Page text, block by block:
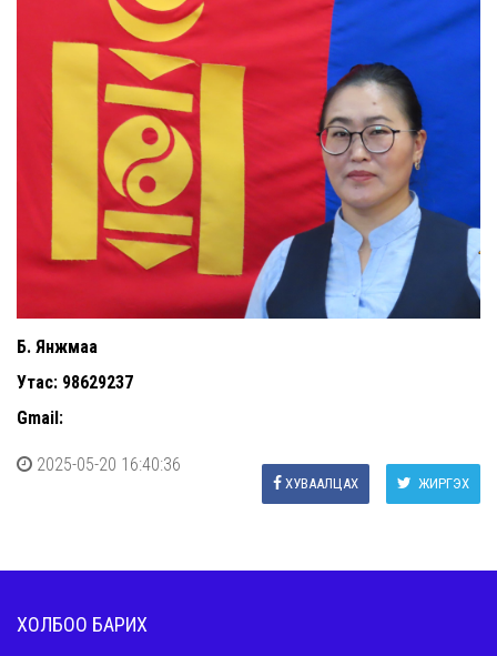
Б. Янжмаа
Утас: 98629237
Gmail:
2025-05-20 16:40:36
ЖИРГЭХ
ХУВААЛЦАХ
ХОЛБОО БАРИХ